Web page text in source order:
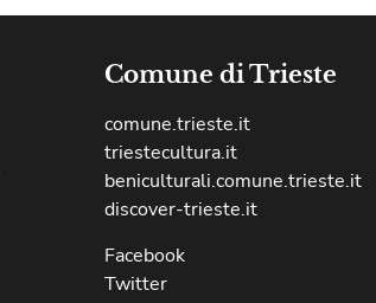
Comune di Trieste
comune.trieste.it
triestecultura.it
beniculturali.comune.trieste.it
discover-trieste.it
Facebook
Twitter